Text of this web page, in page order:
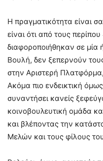
Η πραγματικότητα είναι
είναι ότι από τους
διαφοροποιήθηκαν σε μία
Βουλή, δεν ξεπερνούν
στην Αριστερή
Ακόμα πιο ενδεικτική
συναντήσει κανείς
κοινοβουλευτική ομάδα
και βλέποντας την
Μελών και τους φίλους